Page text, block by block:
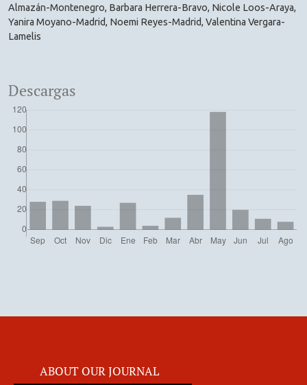
Almazán-Montenegro, Barbara Herrera-Bravo, Nicole Loos-Araya,
Yanira Moyano-Madrid, Noemi Reyes-Madrid, Valentina Vergara-
Lamelis
Descargas
ABOUT OUR JOURNAL